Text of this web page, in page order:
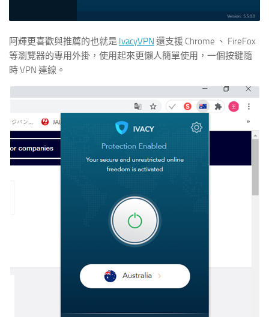
阿輝更喜歡與推薦的也就是 IvacyVPN 還支援 Chrome 、 FireFox
等瀏覽器的專用外掛，使用起來更懶人簡單使用，一個按鍵隨
時 VPN 連線。